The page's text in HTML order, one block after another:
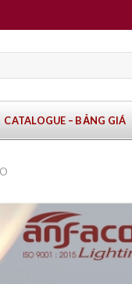
CATALOGUE – BẢNG GIÁ